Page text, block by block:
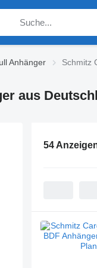
Anhänger Schmitz
aus
54